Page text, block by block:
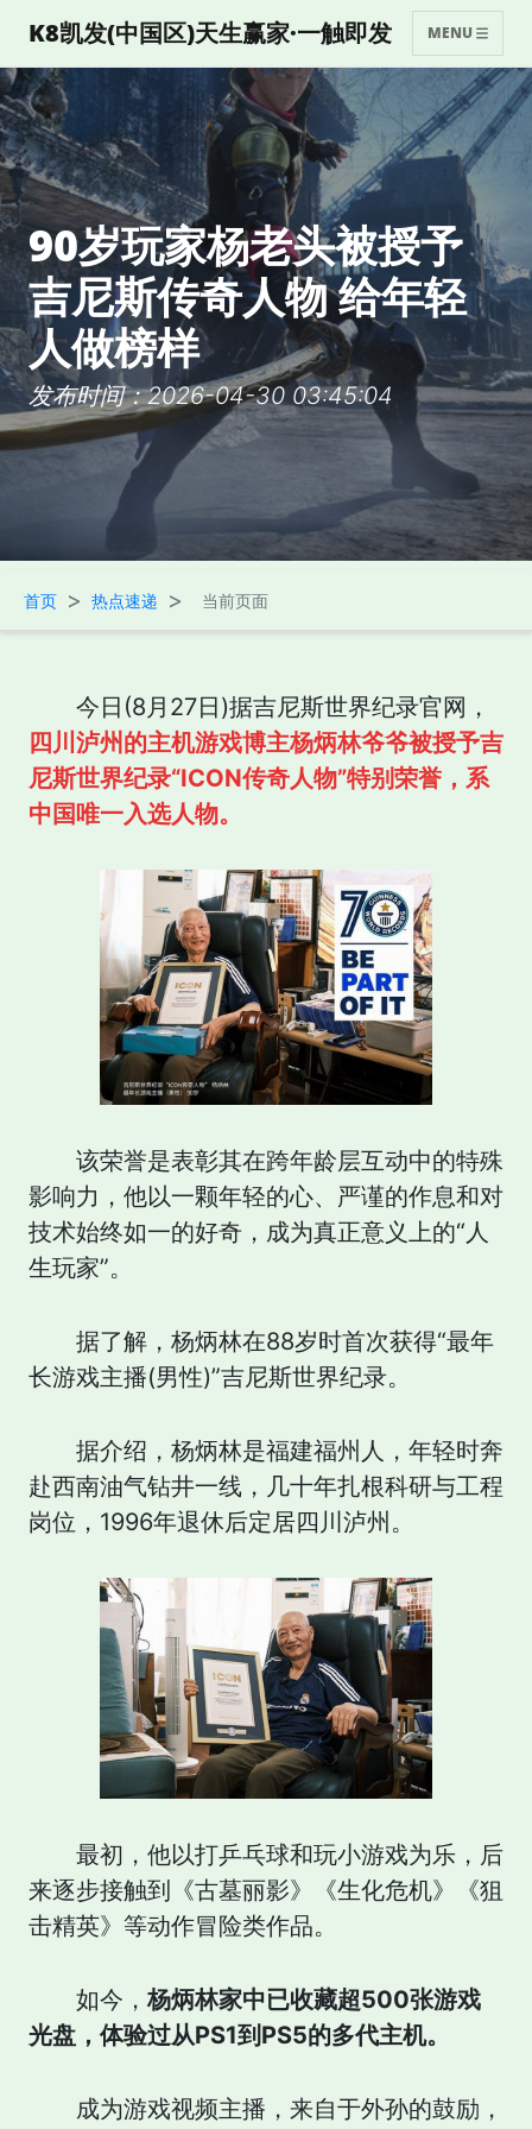
K8凯发(中国区)天生赢家·一触即发 MENU
90岁玩家杨老头被授予
吉尼斯传奇人物 给年轻
人做榜样
发布时间：2026-04-30 03:45:04
首页 > 热点速递 > 当前页面
今日(8月27日)据吉尼斯世界纪录官网，
四川泸州的主机游戏博主杨炳林爷爷被授予吉
尼斯世界纪录“ICON传奇人物”特别荣誉，系
中国唯一入选人物。
该荣誉是表彰其在跨年龄层互动中的特殊
影响力，他以一颗年轻的心、严谨的作息和对
技术始终如一的好奇，成为真正意义上的“人
生玩家”。
据了解，杨炳林在88岁时首次获得“最年
长游戏主播(男性)”吉尼斯世界纪录。
据介绍，杨炳林是福建福州人，年轻时奔
赴西南油气钻井一线，几十年扎根科研与工程
岗位，1996年退休后定居四川泸州。
最初，他以打乒乓球和玩小游戏为乐，后
来逐步接触到《古墓丽影》《生化危机》《狙
击精英》等动作冒险类作品。
如今，杨炳林家中已收藏超500张游戏
光盘，体验过从PS1到PS5的多代主机。
成为游戏视频主播，来自于外孙的鼓励，